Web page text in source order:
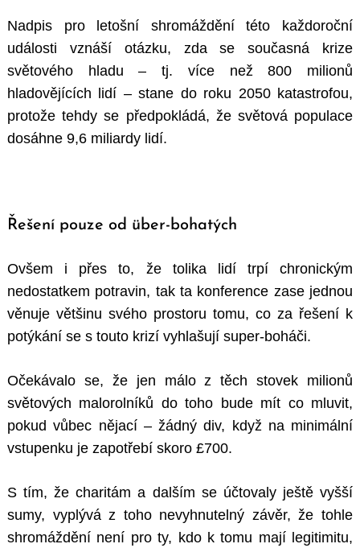
Nadpis pro letošní shromáždění této každoroční
události vznáší otázku, zda se současná krize
světového hladu – tj. více než 800 milionů
hladovějících lidí – stane do roku 2050 katastrofou,
protože tehdy se předpokládá, že světová populace
dosáhne 9,6 miliardy lidí.
Řešení pouze od über-bohatých
Ovšem i přes to, že tolika lidí trpí chronickým
nedostatkem potravin, tak ta konference zase jednou
věnuje většinu svého prostoru tomu, co za řešení k
potýkání se s touto krizí vyhlašují super-boháči.
Očekávalo se, že jen málo z těch stovek milionů
světových malorolníků do toho bude mít co mluvit,
pokud vůbec nějací – žádný div, když na minimální
vstupenku je zapotřebí skoro £700.
S tím, že charitám a dalším se účtovaly ještě vyšší
sumy, vyplývá z toho nevyhnutelný závěr, že tohle
shromáždění není pro ty, kdo k tomu mají legitimitu,